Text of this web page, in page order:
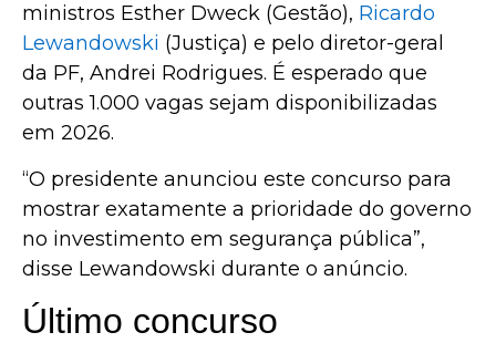
ministros Esther Dweck (Gestão), Ricardo
Lewandowski (Justiça) e pelo diretor-geral
da PF, Andrei Rodrigues. É esperado que
outras 1.000 vagas sejam disponibilizadas
em 2026.
“O presidente anunciou este concurso para
mostrar exatamente a prioridade do governo
no investimento em segurança pública”,
disse Lewandowski durante o anúncio.
Último concurso